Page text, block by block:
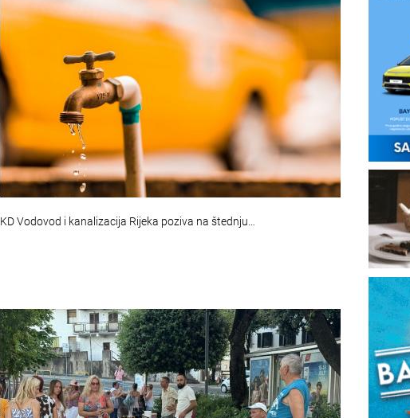
KD Vodovod i kanalizacija Rijeka poziva na štednju…